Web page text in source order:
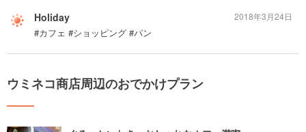
Holiday
#カフェ #ショッピング #パン
2018年3月24日
ウミネコ商店周辺のおでかけプラン